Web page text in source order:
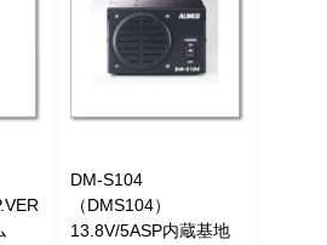
DM-S104
（DMS104）
13.8V/5ASP内蔵基地